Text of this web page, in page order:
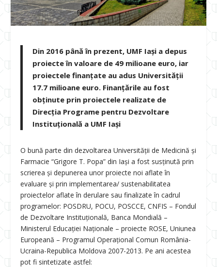
Din 2016 până în prezent, UMF Iași a depus
proiecte în valoare de 49 milioane euro, iar
proiectele finanțate au adus Universității
17.7 milioane euro. Finanţările au fost
obţinute prin proiectele realizate de
Direcţia Programe pentru Dezvoltare
Instituţională a UMF Iași
O bună parte din dezvoltarea Universității de Medicină și
Farmacie “Grigore T. Popa” din Iași a fost susținută prin
scrierea și depunerea unor proiecte noi aflate în
evaluare și prin implementarea/ sustenabilitatea
proiectelor aflate în derulare sau finalizate în cadrul
programelor: POSDRU, POCU, POSCCE, CNFIS – Fondul
de Dezvoltare Instituțională, Banca Mondială –
Ministerul Educației Naționale – proiecte ROSE, Uniunea
Europeană – Programul Operațional Comun România-
Ucraina-Republica Moldova 2007-2013. Pe ani acestea
pot fi sintetizate astfel: